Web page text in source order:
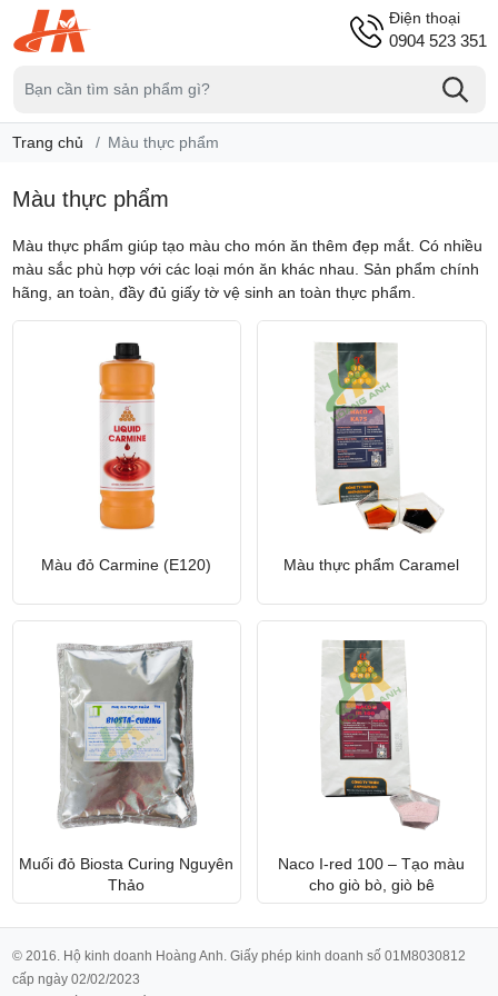
Điện thoại
0904 523 351
Trang chủ Màu thực phẩm
Màu thực phẩm
Màu thực phẩm giúp tạo màu cho món ăn thêm đẹp mắt. Có nhiều
màu sắc phù hợp với các loại món ăn khác nhau. Sản phẩm chính
hãng, an toàn, đầy đủ giấy tờ vệ sinh an toàn thực phẩm.
Màu đỏ Carmine (E120) Màu thực phẩm Caramel
Muối đỏ Biosta Curing Nguyên
Thảo
Naco I-red 100 – Tạo màu
cho giò bò, giò bê
© 2016. Hộ kinh doanh Hoàng Anh. Giấy phép kinh doanh số 01M8030812
cấp ngày 02/02/2023